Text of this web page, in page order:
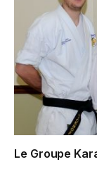
Le Groupe